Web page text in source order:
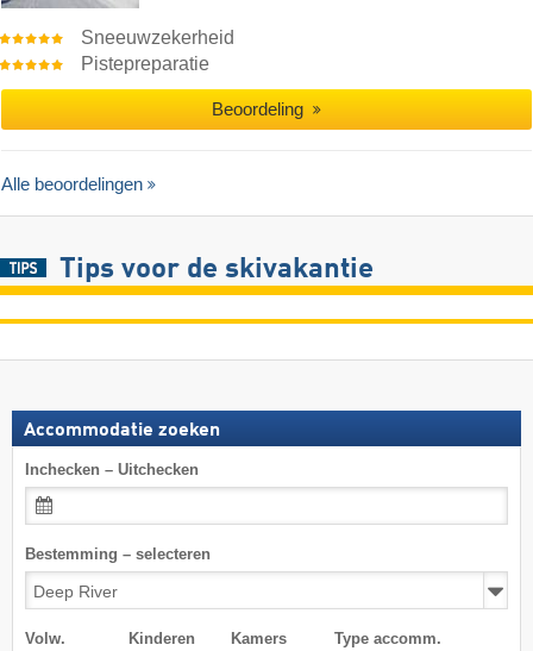
Sneeuwzekerheid
Pistepreparatie
Beoordeling
Alle beoordelingen
Tips voor de skivakantie
Accommodatie zoeken
Inchecken – Uitchecken
Bestemming – selecteren
Volw. Kinderen Kamers Type accomm.